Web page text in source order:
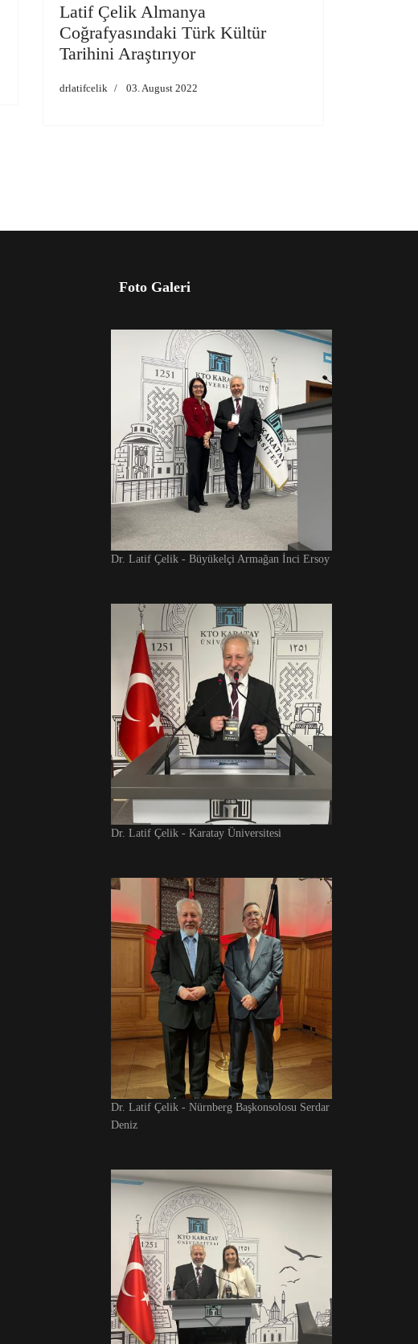
Latif Çelik Almanya
Coğrafyasındaki Türk Kültür
Tarihini Araştırıyor
drlatifcelik 03. August 2022
Foto Galeri
Dr. Latif Çelik - Büyükelçi Armağan İnci Ersoy
Dr. Latif Çelik - Karatay Üniversitesi
Dr. Latif Çelik - Nürnberg Başkonsolosu Serdar
Deniz